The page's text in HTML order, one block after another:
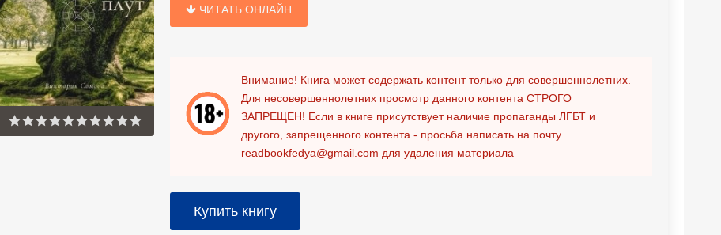
ЧИТАТЬ ОНЛАЙН
Внимание! Книга может содержать контент только для совершеннолетних.
Для несовершеннолетних просмотр данного контента СТРОГО
ЗАПРЕЩЕН! Если в книге присутствует наличие пропаганды ЛГБТ и
другого, запрещенного контента - просьба написать на почту
readbookfedya@gmail.com для удаления материала
Купить книгу